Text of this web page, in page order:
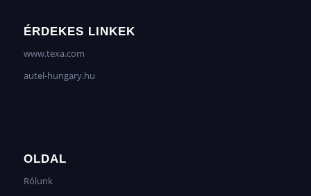
ÉRDEKES LINKEK
www.texa.com
autel-hungary.hu
OLDAL
Rólunk